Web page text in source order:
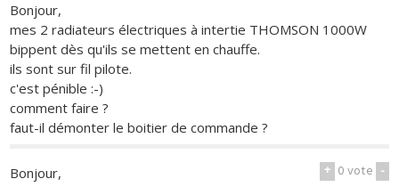
Bonjour,
mes 2 radiateurs électriques à intertie THOMSON 1000W
bippent dès qu'ils se mettent en chauffe.
ils sont sur fil pilote.
c'est pénible :-)
comment faire ?
faut-il démonter le boitier de commande ?
+ 0vote -
Bonjour,